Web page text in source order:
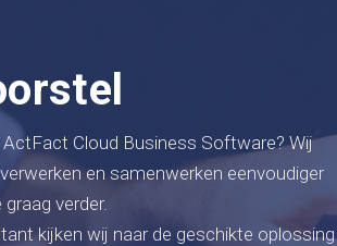
Cloud Business Software? Wij
en samenwerken eenvoudiger
verder.
kijken wij naar de geschikte oplossing